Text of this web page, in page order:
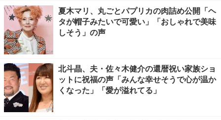
夏木マリ、丸ごとパプリカの肉詰め公開「ヘ
タが帽子みたいで可愛い」「おしゃれで美味
しそう」の声
北斗晶、夫・佐々木健介の還暦祝い家族ショ
ットに祝福の声「みんな幸せそうで心が温か
くなった」「愛が溢れてる」